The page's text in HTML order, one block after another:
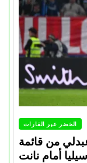
الخضر عبر القارات
من قائمة
أمام نانت